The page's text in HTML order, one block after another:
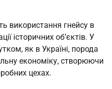
використання гнейсу в
історичних об’єктів. У
як в Україні, порода
економіку, створюючи
цехах.